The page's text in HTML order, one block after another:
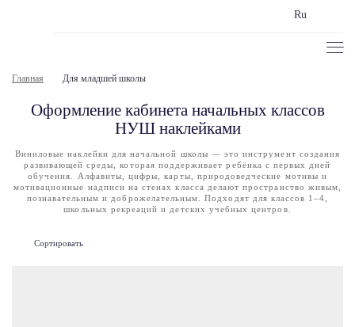
Ru
Главная Для младшей школы
Оформление кабинета начальных классов
НУШ наклейками
Виниловые наклейки для начальной школы — это инструмент создания
развивающей среды, которая поддерживает ребёнка с первых дней
обучения. Алфавиты, цифры, карты, природоведческие мотивы и
мотивационные надписи на стенах класса делают пространство живым,
познавательным и доброжелательным. Подходят для классов 1–4,
школьных рекреаций и детских учебных центров.
Сортировать